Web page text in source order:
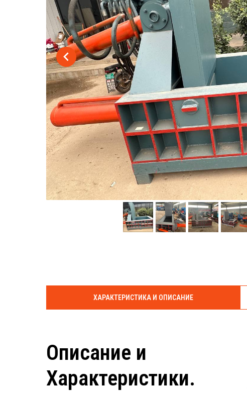
ХАРАКТЕРИСТИКА И ОПИСАНИЕ
Описание и
Характеристики.